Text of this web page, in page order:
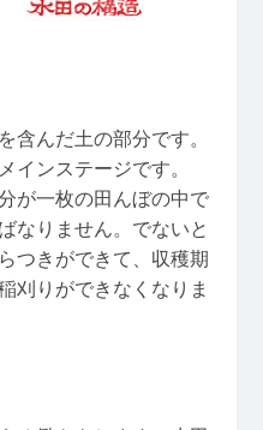
含んだ土の部分です。
インステージです。
が一枚の田んぼの中で
なりません。でないと
つきができて、収穫期
刈りができなくなりま